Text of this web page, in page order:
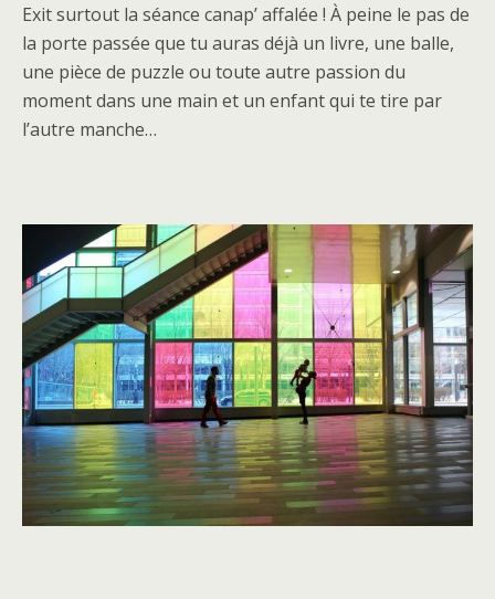
Exit surtout la séance canap’ affalée ! À peine le pas de
la porte passée que tu auras déjà un livre, une balle,
une pièce de puzzle ou toute autre passion du
moment dans une main et un enfant qui te tire par
l’autre manche…